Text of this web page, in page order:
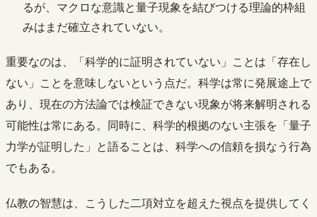
るが、マクロな意識と量子現象を結びつける理論的枠組
みはまだ確立されていない。
重要なのは、「科学的に証明されていない」ことは「存在し
ない」ことを意味しないという点だ。科学は常に発展途上で
あり、現在の方法論では検証できない現象が将来解明される
可能性は常にある。同時に、科学的根拠のない主張を「量子
力学が証明した」と語ることは、科学への信頼を損なう行為
でもある。
仏教の智慧は、こうした二項対立を超えた視点を提供してく